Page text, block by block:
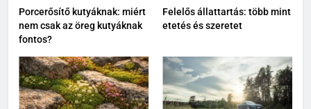
Megittál két pohárral, és
rollerrel mennél haza? Ez lehet
2
Iratrendező mappa használata:
Porcerősítő kutyáknak: miért
nem csak az öreg kutyáknak
fontos?
Felelős állattartás: több mint
etetés és szeretet